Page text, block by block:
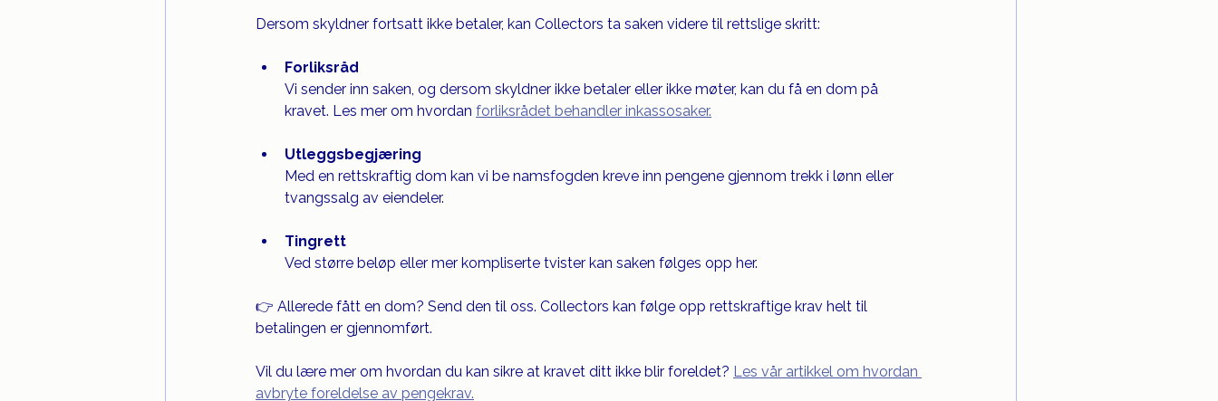
Dersom skyldner fortsatt ikke betaler, kan Collectors ta saken videre til rettslige skritt:
Forliksråd
Vi sender inn saken, og dersom skyldner ikke betaler eller ikke møter, kan du få en dom på
kravet. Les mer om hvordan forliksrådet behandler inkassosaker.
Utleggsbegjæring
Med en rettskraftig dom kan vi be namsfogden kreve inn pengene gjennom trekk i lønn eller
tvangssalg av eiendeler.
Tingrett
Ved større beløp eller mer kompliserte tvister kan saken følges opp her.
👉 Allerede fått en dom? Send den til oss. Collectors kan følge opp rettskraftige krav helt til
betalingen er gjennomført.
Vil du lære mer om hvordan du kan sikre at kravet ditt ikke blir foreldet? Les vår artikkel om hvordan
avbryte foreldelse av pengekrav.